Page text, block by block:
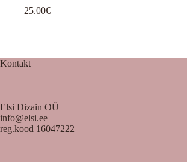
25.00€
Kontakt
Elsi Dizain OÜ
info@elsi.ee
reg.kood 16047222